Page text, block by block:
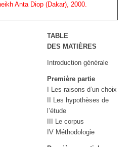
Anta Diop (Dakar), 2000.
TABLE
DES MATIÈRES
Introduction générale
Première partie
I Les raisons d’un choix
II Les hypothèses de
l’étude
III Le corpus
IV Méthodologie